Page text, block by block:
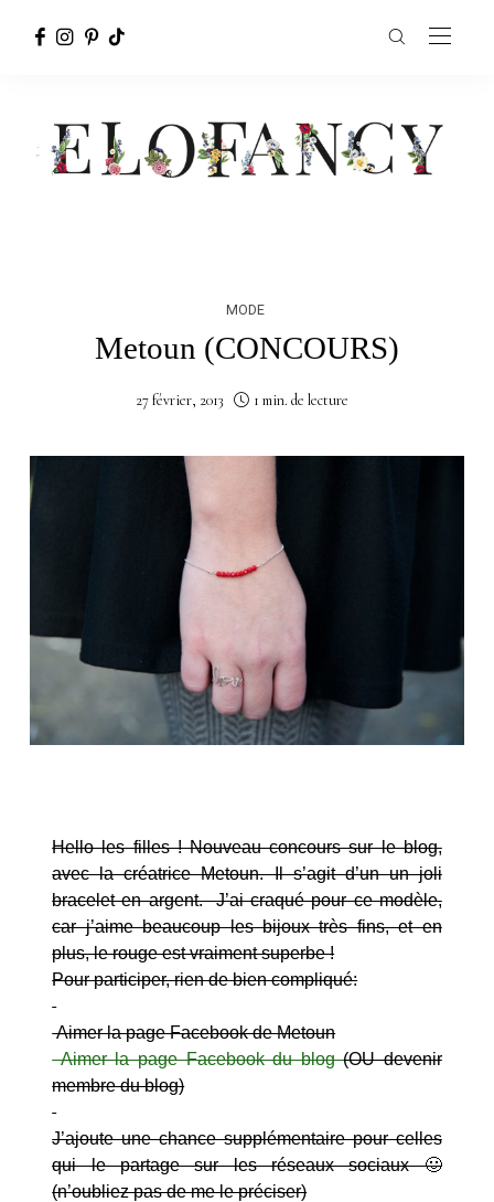
MODE
Metoun (CONCOURS)
27 février, 2013 1 min. de lecture
Hello les filles ! Nouveau concours sur le blog,
avec la créatrice Metoun. Il s’agit d’un un joli
bracelet en argent. J’ai craqué pour ce modèle,
car j’aime beaucoup les bijoux très fins, et en
plus, le rouge est vraiment superbe !
Pour participer, rien de bien compliqué:
Aimer la page Facebook de Metoun
Aimer la page Facebook du blog(OU devenir
membre du blog)
J’ajoute une chance supplémentaire pour celles
qui le partage sur les réseaux sociaux 🙂
(n’oubliez pas de me le préciser)